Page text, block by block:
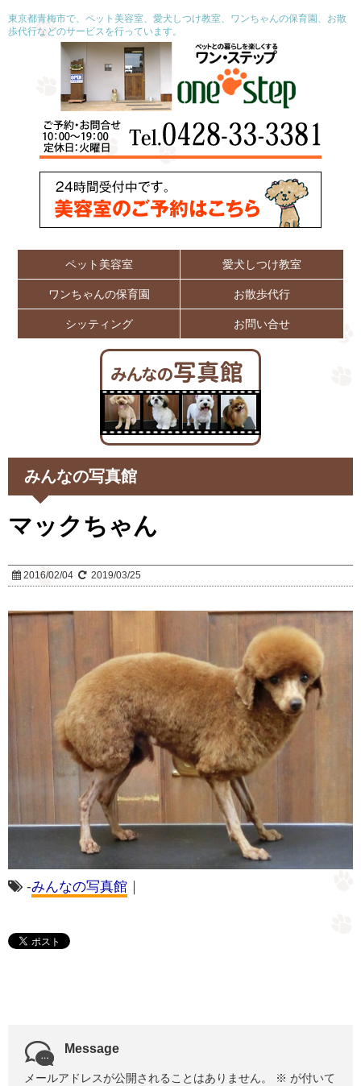
東京都青梅市で、ペット美容室、愛犬しつけ教室、ワンちゃんの保育園、お散
歩代行などのサービスを行っています。
ペット美容室 愛犬しつけ教室
ワンちゃんの保育園 お散歩代行
シッティング お問い合せ
みんなの写真館
マックちゃん
2016/02/04 2019/03/25
-みんなの写真館 ｜
Message
メールアドレスが公開されることはありません。 ※ が付いて